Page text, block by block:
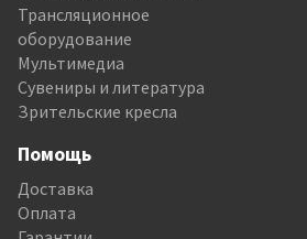
Трансляционное
оборудование
Мультимедиа
Сувениры и литература
Зрительские кресла
Помощь
Доставка
Оплата